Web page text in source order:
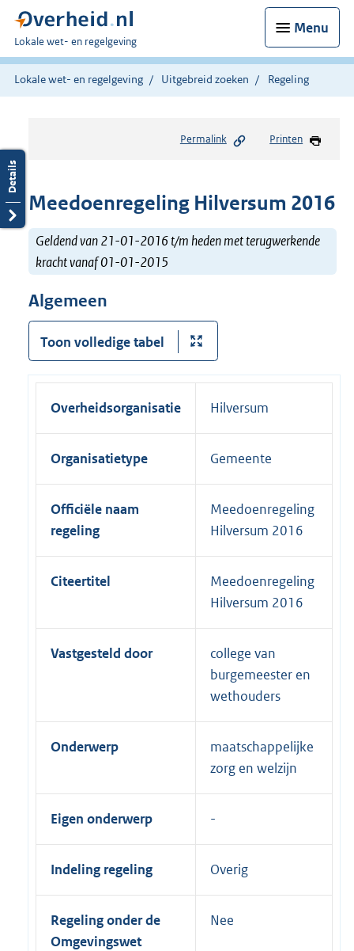
Menu
U
bent
hier:
Lokale wet- en regelgeving
Lokale wet- en regelgeving Uitgebreid zoeken Regeling
Permalink Printen
Meedoenregeling Hilversum 2016
Geldend van 21-01-2016 t/m heden met terugwerkende
kracht vanaf 01-01-2015
Algemeen
Toon volledige tabel
Overheidsorganisatie Hilversum
Organisatietype Gemeente
Officiële naam
regeling
Meedoenregeling
Hilversum 2016
Citeertitel
Meedoenregeling
Hilversum 2016
Vastgesteld door
college van
burgemeester en
wethouders
Onderwerp
maatschappelijke
zorg en welzijn
Eigen onderwerp
Indeling regeling Overig
Regeling onder de
Omgevingswet
Nee